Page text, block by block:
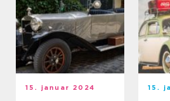
15. januar 2024 15.